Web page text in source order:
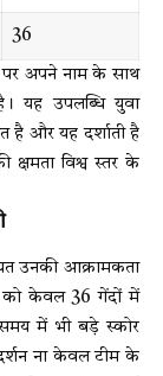
36
पर अपने नाम के साथ
यह उपलब्धि युवा
है और यह दर्शाती है
क्षमता विश्व स्तर के
उनकी आक्रामकता
को केवल 36 गेंदों में
में भी बड़े स्कोर
ना केवल टीम के